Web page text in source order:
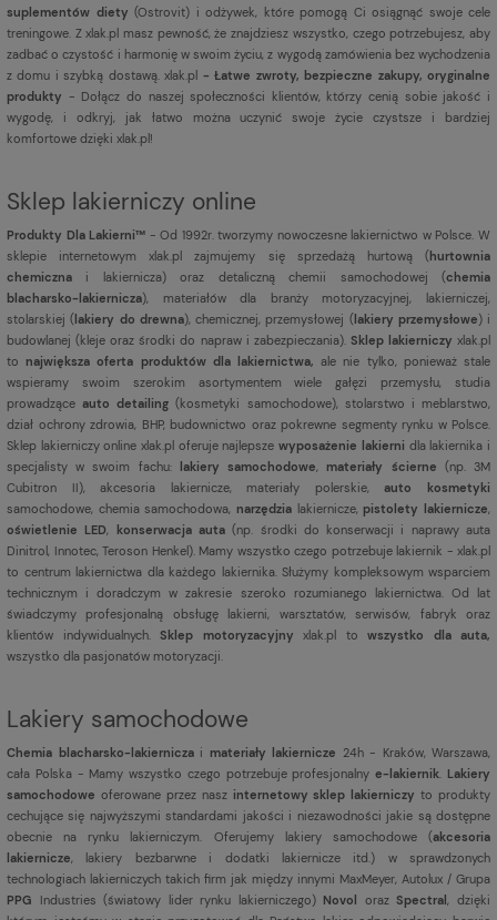
suplementów diety (Ostrovit) i odżywek, które pomogą Ci osiągnąć swoje cele
treningowe. Z xlak.pl masz pewność, że znajdziesz wszystko, czego potrzebujesz, aby
zadbać o czystość i harmonię w swoim życiu, z wygodą zamówienia bez wychodzenia
z domu i szybką dostawą. xlak.pl - Łatwe zwroty, bezpieczne zakupy, oryginalne
produkty - Dołącz do naszej społeczności klientów, którzy cenią sobie jakość i
wygodę, i odkryj, jak łatwo można uczynić swoje życie czystsze i bardziej
komfortowe dzięki xlak.pl!
Sklep lakierniczy online
Produkty Dla Lakierni™ - Od 1992r. tworzymy nowoczesne lakiernictwo w Polsce. W
sklepie internetowym xlak.pl zajmujemy się sprzedażą hurtową (hurtownia
chemiczna i lakiernicza) oraz detaliczną chemii samochodowej (chemia
blacharsko-lakiernicza), materiałów dla branży motoryzacyjnej, lakierniczej,
stolarskiej (lakiery do drewna), chemicznej, przemysłowej (lakiery przemysłowe) i
budowlanej (kleje oraz środki do napraw i zabezpieczania). Sklep lakierniczy xlak.pl
tonajwiększa oferta produktów dla lakiernictwa,ale nie tylko, ponieważ stale
wspieramy swoim szerokim asortymentem wiele gałęzi przemysłu, studia
prowadząceauto detailing(kosmetyki samochodowe), stolarstwo i meblarstwo,
dział ochrony zdrowia, BHP, budownictwo oraz pokrewne segmenty rynku w Polsce.
Sklep lakierniczy online xlak.pl oferuje najlepszewyposażenie lakierni dla lakiernika i
specjalisty w swoim fachu: lakiery samochodowe ,materiały ścierne (np. 3M
Cubitron II), akcesoria lakiernicze, materiały polerskie,auto kosmetyki
samochodowe, chemia samochodowa, narzędzia lakiernicze,pistolety lakiernicze
oświetlenie LED
konserwacja auta(np. środki do konserwacji i naprawy auta
Dinitrol, Innotec, Teroson Henkel). Mamy wszystko czego potrzebuje lakiernik - xlak.pl
to centrum lakiernictwa dla każdego lakiernika. Służymy kompleksowym wsparciem
technicznym i doradczym w zakresie szeroko rozumianego lakiernictwa. Od lat
świadczymy profesjonalną obsługę lakierni, warsztatów, serwisów, fabryk oraz
klientów indywidualnych. Sklep motoryzacyjny xlak.pl to wszystko dla auta,
wszystko dla pasjonatów motoryzacji.
Lakiery samochodowe
Chemia blacharsko-lakierniczai materiały lakiernicze 24h - Kraków, Warszawa,
cała Polska - Mamy wszystko czego potrzebuje profesjonalnye-lakiernik Lakiery
samochodowe oferowane przez nasz internetowy sklep lakierniczy to produkty
cechujące się najwyższymi standardami jakości i niezawodności jakie są dostępne
obecnie na rynku lakierniczym. Oferujemy lakiery samochodowe (akcesoria
lakiernicze , lakiery bezbarwne i dodatki lakiernicze itd.) w sprawdzonych
technologiach lakierniczych takich firm jak między innymi MaxMeyer, Autolux / Grupa
PPG Industries (światowy lider rynku lakierniczego) Novol orazSpectral
, dzięki